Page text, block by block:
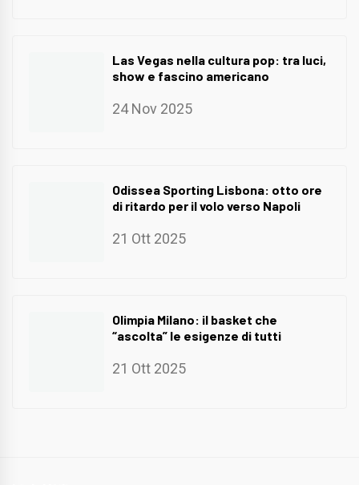
Las Vegas nella cultura pop: tra luci,
show e fascino americano
24 Nov 2025
Odissea Sporting Lisbona: otto ore
di ritardo per il volo verso Napoli
21 Ott 2025
Olimpia Milano: il basket che
“ascolta” le esigenze di tutti
21 Ott 2025